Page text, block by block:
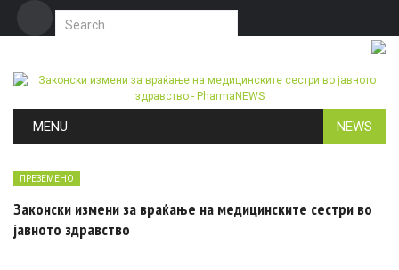
Search for:
MENU NEWS
ПРЕЗЕМЕНО
Законски измени за враќање на медицинските сестри во
јавното здравство